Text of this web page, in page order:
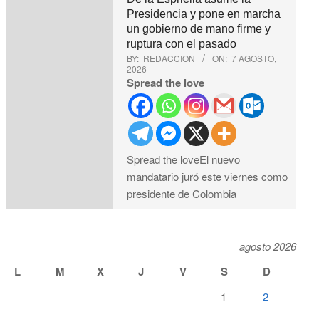
Presidencia y pone en marcha
un gobierno de mano firme y
ruptura con el pasado
BY: REDACCION ON: 7 AGOSTO,
2026
Spread the love
Spread the loveEl nuevo
mandatario juró este viernes como
presidente de Colombia
agosto 2026
L M X J V S D
1
2